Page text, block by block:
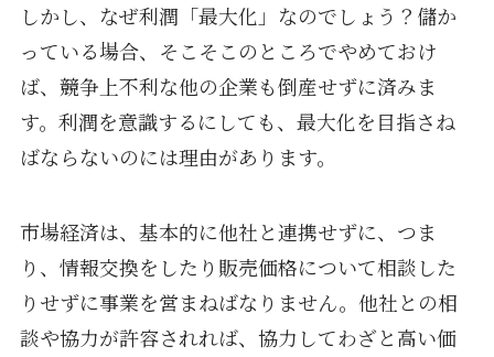
しかし、なぜ利潤「最大化」なのでしょう？儲か
っている場合、そこそこのところでやめておけ
ば、競争上不利な他の企業も倒産せずに済みま
す。利潤を意識するにしても、最大化を目指さね
ばならないのには理由があります。
市場経済は、基本的に他社と連携せずに、つま
り、情報交換をしたり販売価格について相談した
りせずに事業を営まねばなりません。他社との相
談や協力が許容されれば、協力してわざと高い価